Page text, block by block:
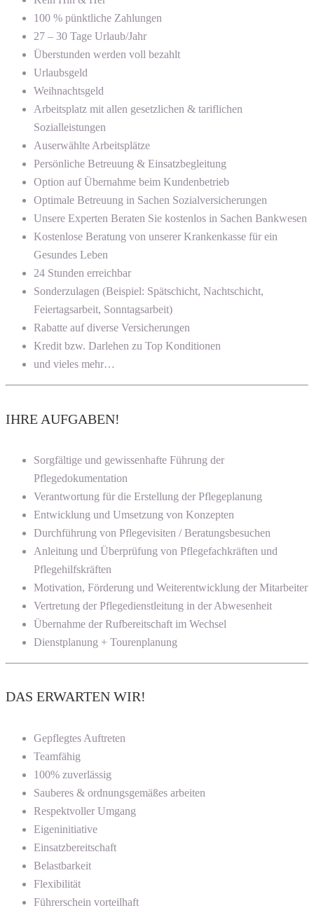
100 % pünktliche Zahlungen
27 – 30 Tage Urlaub/Jahr
Überstunden werden voll bezahlt
Urlaubsgeld
Weihnachtsgeld
Arbeitsplatz mit allen gesetzlichen & tariflichen
Sozialleistungen
Auserwählte Arbeitsplätze
Persönliche Betreuung & Einsatzbegleitung
Option auf Übernahme beim Kundenbetrieb
Optimale Betreuung in Sachen Sozialversicherungen
Unsere Experten Beraten Sie kostenlos in Sachen Bankwesen
Kostenlose Beratung von unserer Krankenkasse für ein
Gesundes Leben
24 Stunden erreichbar
Sonderzulagen (Beispiel: Spätschicht, Nachtschicht,
Feiertagsarbeit, Sonntagsarbeit)
Rabatte auf diverse Versicherungen
Kredit bzw. Darlehen zu Top Konditionen
und vieles mehr…
IHRE AUFGABEN!
Sorgfältige und gewissenhafte Führung der
Pflegedokumentation
Verantwortung für die Erstellung der Pflegeplanung
Entwicklung und Umsetzung von Konzepten
Durchführung von Pflegevisiten / Beratungsbesuchen
Anleitung und Überprüfung von Pflegefachkräften und
Pflegehilfskräften
Motivation, Förderung und Weiterentwicklung der Mitarbeiter
Vertretung der Pflegedienstleitung in der Abwesenheit
Übernahme der Rufbereitschaft im Wechsel
Dienstplanung + Tourenplanung
DAS ERWARTEN WIR!
Gepflegtes Auftreten
Teamfähig
100% zuverlässig
Sauberes & ordnungsgemäßes arbeiten
Respektvoller Umgang
Eigeninitiative
Einsatzbereitschaft
Belastbarkeit
Flexibilität
Führerschein vorteilhaft